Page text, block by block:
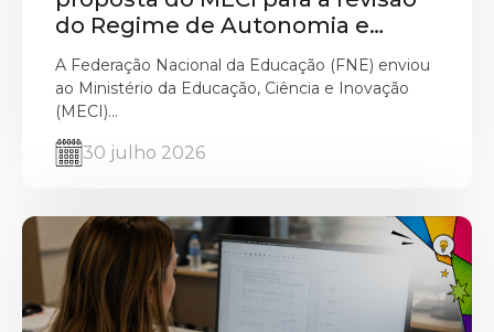
do Regime de Autonomia e
A Federação Nacional da Educação (FNE) enviou
ao Ministério da Educação, Ciência e Inovação
(MECI)...
30 julho 2026